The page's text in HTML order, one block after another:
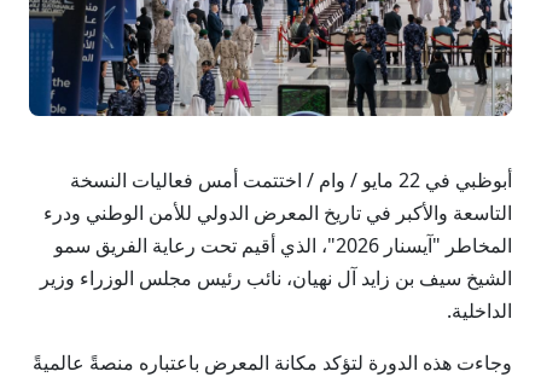
أبوظبي في 22 مايو / وام / اختتمت أمس فعاليات النسخة
التاسعة والأكبر في تاريخ المعرض الدولي للأمن الوطني ودرء
المخاطر "آيسنار 2026"، الذي أقيم تحت رعاية الفريق سمو
الشيخ سيف بن زايد آل نهيان، نائب رئيس مجلس الوزراء وزير
الداخلية.
وجاءت هذه الدورة لتؤكد مكانة المعرض باعتباره منصةً عالميةً